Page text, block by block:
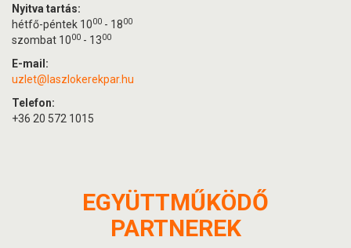
Nyitva tartás:
hétfő-péntek 1000 - 1800
szombat 1000 - 1300
E-mail:
uzlet@laszlokerekpar.hu
Telefon:
+36 20 572 1015
EGYÜTTMŰKÖDŐ
PARTNEREK